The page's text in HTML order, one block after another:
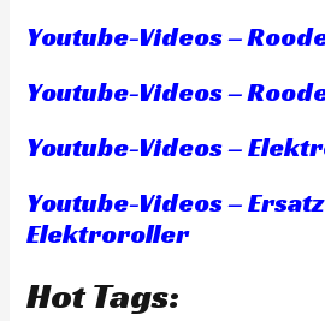
Youtube-Videos –
Youtube-Videos –
Youtube-Videos –
Youtube-Videos –
Elektroroller
Hot Tags: